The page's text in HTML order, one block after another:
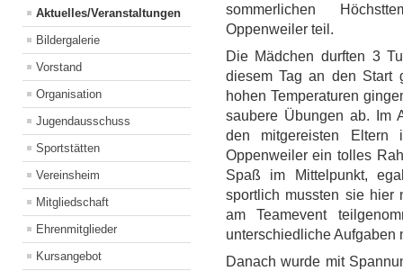
Aktuelles/Veranstaltungen
Bildergalerie
Vorstand
Organisation
Jugendausschuss
Sportstätten
Vereinsheim
Mitgliedschaft
Ehrenmitglieder
Kursangebot
sommerlichen
Oppenweiler teil.
Die Mädchen durften 3
diesem Tag an den Start
hohen Temperaturen
saubere Übungen ab. Im
den mitgereisten
Oppenweiler ein tolles
Spaß im Mittelpunkt,
sportlich mussten sie hier
am Teamevent
unterschiedliche Aufgaben
Danach wurde mit